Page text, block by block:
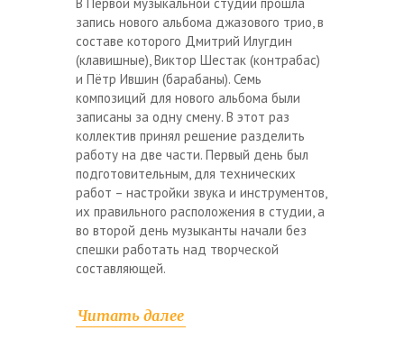
запись нового альбома джазового трио, в
составе которого Дмитрий Илугдин
(клавишные), Виктор Шестак (контрабас)
и Пётр Ившин (барабаны). Семь
композиций для нового альбома были
записаны за одну смену. В этот раз
коллектив принял решение разделить
работу на две части. Первый день был
подготовительным, для технических
работ – настройки звука и инструментов,
их правильного расположения в студии, а
во второй день музыканты начали без
спешки работать над творческой
составляющей.
Читать далее